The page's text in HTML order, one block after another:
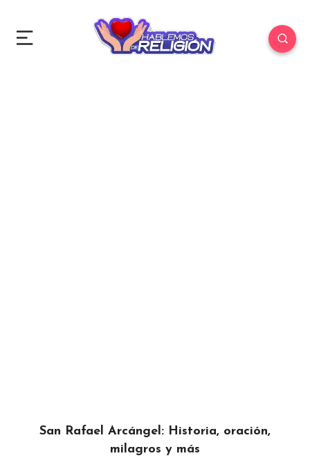
San Rafael Arcángel: Historia, oración,
milagros y más